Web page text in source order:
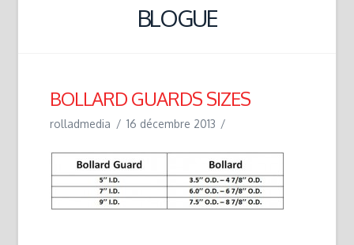
BLOGUE
BOLLARD GUARDS SIZES
rolladmedia 16 décembre 2013